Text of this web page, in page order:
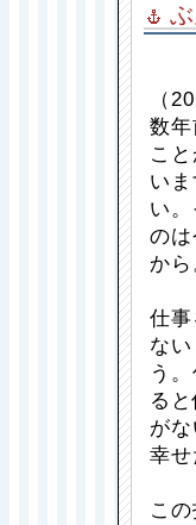
（
数
こ
い
い
の
から
仕
な
う
る
が
幸せ
こ